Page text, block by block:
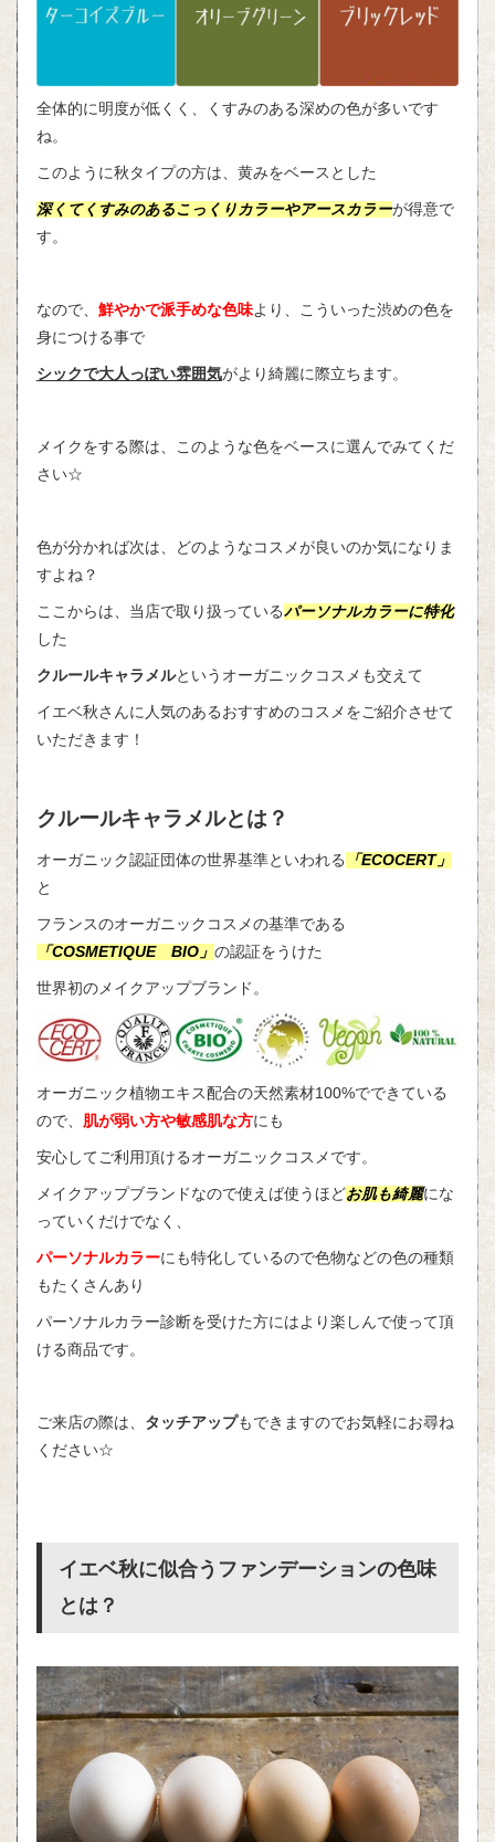
全体的に明度が低くく、くすみのある深めの色が多いです
ね。
このように秋タイプの方は、黄みをベースとした
深くてくすみのあるこっくりカラーやアースカラーが得意で
す。
なので、 鮮やかで派手めな色味より、こういった渋めの色を
身につける事で
シックで大人っぽい雰囲気がより綺麗に際立ちます。
メイクをする際は、このような色をベースに選んでみてくだ
さい☆
色が分かれば次は、どのようなコスメが良いのか気になりま
すよね？
ここからは、当店で取り扱っているパーソナルカラーに特化
した
クルールキャラメルというオーガニックコスメも交えて
イエベ秋さんに人気のあるおすすめのコスメをご紹介させて
いただきます！
クルールキャラメルとは？
オーガニック認証団体の世界基準といわれる
「ECOCERT」
と
フランスのオーガニックコスメの基準である
「COSMETIQUE BIO」 の認証をうけた
世界初のメイクアップブランド。
オーガニック植物エキス配合の天然素材100%でできている
ので、 肌が弱い方や敏感肌な方にも
安心してご利用頂けるオーガニックコスメです。
メイクアップブランドなので使えば使うほどお肌も綺麗にな
っていくだけでなく、
パーソナルカラーにも特化しているので色物などの色の種類
もたくさんあり
パーソナルカラー診断を受けた方にはより楽しんで使って頂
ける商品です。
ご来店の際は、 タッチアップもできますのでお気軽にお尋ね
ください☆
イエベ秋に似合うファンデーションの色味
とは？